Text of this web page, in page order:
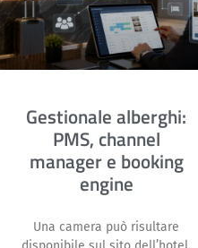
Gestionale alberghi:
PMS, channel
manager e booking
engine
Una camera può risultare